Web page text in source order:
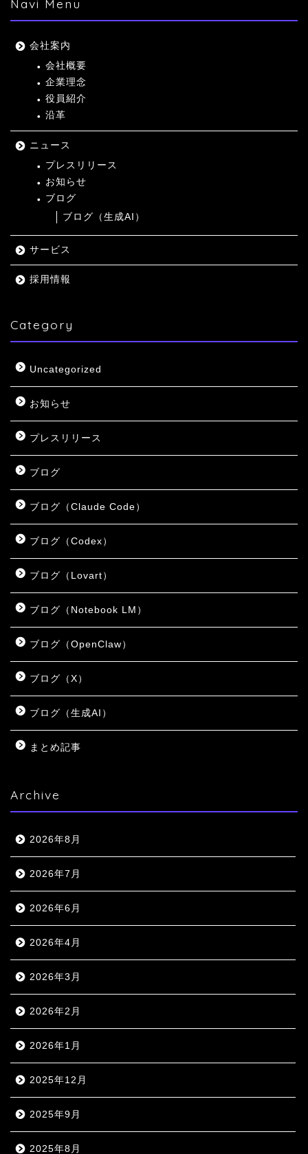
Navi Menu
会社案内
会社概要
企業理念
役員紹介
沿革
ニュース
プレスリリース
お知らせ
ブログ
ブログ（生成AI）
サービス
採用情報
Category
Uncategorized
お知らせ
プレスリリース
ブログ
ブログ（Claude Code）
ブログ（Codex）
ブログ（Lovart）
ブログ（Notebook LM）
ブログ（OpenClaw）
ブログ（X）
ブログ（生成AI）
まとめ記事
Archive
2026年8月
2026年7月
2026年6月
2026年4月
2026年3月
2026年2月
2026年1月
2025年12月
2025年9月
2025年8月